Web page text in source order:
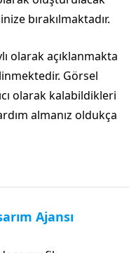
bırakılmaktadır.
olarak açıklanmakta
Görsel
olarak kalabildikleri
almanız oldukça
Ajansı